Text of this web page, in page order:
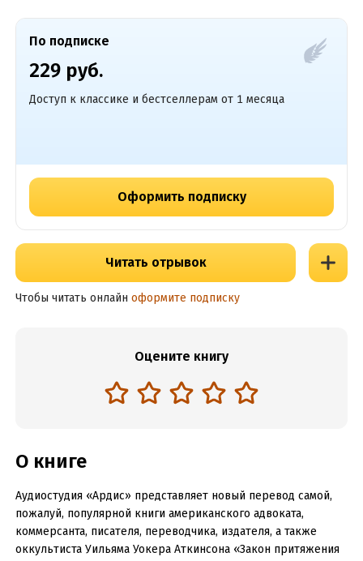
По подписке
229 руб.
Доступ к классике и бестселлерам от 1 месяца
Оформить подписку
Читать отрывок
Чтобы читать онлайн оформите подписку
Оцените книгу
О книге
Аудиостудия «Ардис» представляет новый перевод самой,
пожалуй, популярной книги американского адвоката,
коммерсанта, писателя, переводчика, издателя, а также
оккультиста Уильяма Уокера Аткинсона «Закон притяжения